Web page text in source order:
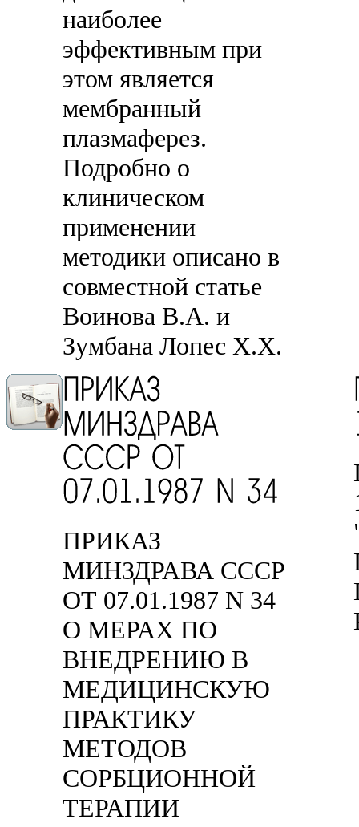
наиболее
эффективным при
этом является
мембранный
плазмаферез.
Подробно о
клиническом
применении
методики описано в
совместной статье
Воинова В.А. и
Зумбана Лопес Х.Х.
ПРИКАЗ
МИНЗДРАВА СССР
ОТ 07.01.1987 N 34
О МЕРАХ ПО
ВНЕДРЕНИЮ В
МЕДИЦИНСКУЮ
ПРАКТИКУ
МЕТОДОВ
СОРБЦИОННОЙ
ТЕРАПИИ